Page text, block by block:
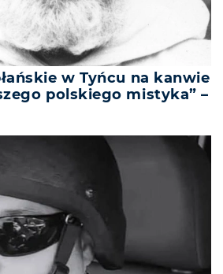
w Tyńcu na kanwie
polskiego mistyka” –